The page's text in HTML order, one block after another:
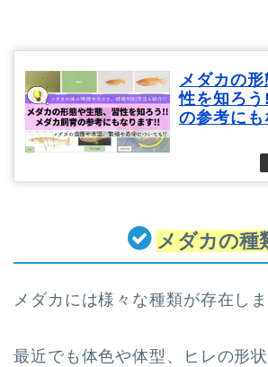
メダカの
性を知ろ
の参考に
メダカの種
メダカには様々な種類が存在しま
最近でも体色や体型、ヒレの形